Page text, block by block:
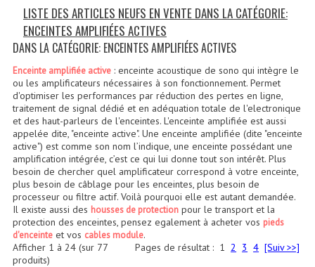
Recevoir Nos Promotions
Faire Votre Devis
CATÉGORIES
Sonorisation
Accessoires Pieds Cellules Diamants
Accessoires Enceintes
Accessoires Micro, Pieds De Régie
Cellule (s)
Diamants
LISTE DES ARTICLES NEUFS EN VENTE DANS LA CATÉGORIE:
ENCEINTES AMPLIFIÉES ACTIVES
DANS LA CATÉGORIE: ENCEINTES AMPLIFIÉES ACTIVES
Enceinte amplifiée active: enceinte acoustique de sono qui intègre le
ou les amplificateurs nécessaires à son fonctionnement. Permet
d'optimiser les performances par réduction des pertes en ligne,
traitement de signal dédié et en adéquation totale de l'electronique
et des haut-parleurs de l'enceintes. L'enceinte amplifiée est aussi
appelée dite, "enceinte active". Une enceinte amplifiée (dite "enceinte
active") est comme son nom l’indique, une enceinte possédant une
amplification intégrée, c’est ce qui lui donne tout son intérêt. Plus
besoin de chercher quel amplificateur correspond à votre enceinte,
plus besoin de câblage pour les enceintes, plus besoin de
processeur ou filtre actif. Voilà pourquoi elle est autant demandée.
Il existe aussi des housses de protectionpour le transport et la
protection des enceintes, pensez egalement à acheter vos pieds
d'enceinteet vos cables module.
Pages de résultat : 1 2 3 4 [Suiv >>]
Afficher 1 à 24(sur 77
produits)